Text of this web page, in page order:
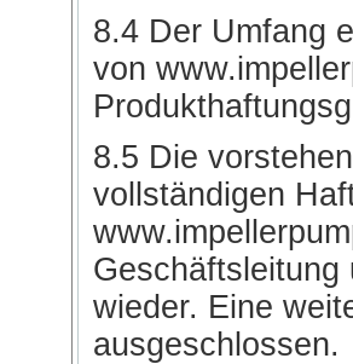
8.4 Der Umfang
von
8.5 Die
vollständigen
Geschäftsleitung
wieder. Eine
ausgeschlossen.